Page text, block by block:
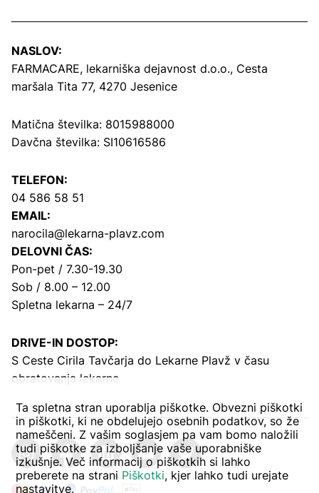
NASLOV:
FARMACARE, lekarniška dejavnost d.o.o., Cesta
maršala Tita 77, 4270 Jesenice
Matična številka: 8015988000
Davčna številka: SI10616586
TELEFON:
04 586 58 51
EMAIL:
narocila@lekarna-plavz.com
DELOVNI ČAS:
Pon-pet / 7.30-19.30
Sob / 8.00 – 12.00
Spletna lekarna – 24/7
DRIVE-IN DOSTOP:
S Ceste Cirila Tavčarja do Lekarne Plavž v času
obratovanja lekarne
Ta spletna stran uporablja piškotke. Obvezni piškotki
in piškotki, ki ne obdelujejo osebnih podatkov, so že
nameščeni. Z vašim soglasjem pa vam bomo naložili
tudi piškotke za izboljšanje vaše uporabniške
izkušnje. Več informacij o piškotkih si lahko
preberete na strani Piškotki, kjer lahko tudi urejate
nastavitve.